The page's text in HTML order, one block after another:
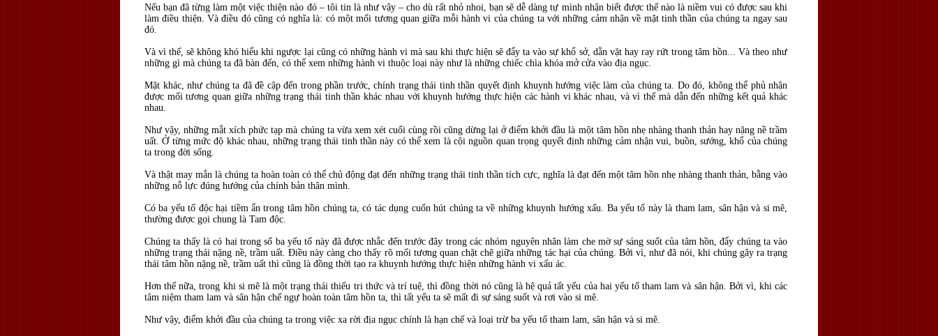
Nếu bạn đã từng làm một việc thiện nào đó – tôi tin là như vậy – cho dù rất nhỏ nhoi, bạn sẽ dễ dàng tự mình nhận biết được thế nào là niềm vui có được sau khi
làm điều thiện. Và điều đó cũng có nghĩa là: có một mối tương quan giữa mỗi hành vi của chúng ta với những cảm nhận về mặt tinh thần của chúng ta ngay sau
đó.
Và vì thế, sẽ không khó hiểu khi ngược lại cũng có những hành vi mà sau khi thực hiện sẽ đẩy ta vào sự khổ sở, dằn vặt hay ray rứt trong tâm hồn... Và theo như
những gì mà chúng ta đã bàn đến, có thể xem những hành vi thuộc loại này như là những chiếc chìa khóa mở cửa vào địa ngục.
Mặt khác, như chúng ta đã đề cập đến trong phần trước, chính trạng thái tinh thần quyết định khuynh hướng việc làm của chúng ta. Do đó, không thể phủ nhận
được mối tương quan giữa những trạng thái tinh thần khác nhau với khuynh hướng thực hiện các hành vi khác nhau, và vì thế mà dẫn đến những kết quả khác
nhau.
Như vậy, những mắt xích phức tạp mà chúng ta vừa xem xét cuối cùng rồi cũng dừng lại ở điểm khởi đầu là một tâm hồn nhẹ nhàng thanh thản hay nặng nề trầm
uất. Ở từng mức độ khác nhau, những trạng thái tinh thần này có thể xem là cội nguồn quan trọng quyết định những cảm nhận vui, buồn, sướng, khổ của chúng
ta trong đời sống.
Và thật may mắn là chúng ta hoàn toàn có thể chủ động đạt đến những trạng thái tinh thần tích cực, nghĩa là đạt đến một tâm hồn nhẹ nhàng thanh thản, bằng vào
những nỗ lực đúng hướng của chính bản thân mình.
Có ba yếu tố độc hại tiềm ẩn trong tâm hồn chúng ta, có tác dụng cuốn hút chúng ta về những khuynh hướng xấu. Ba yếu tố này là tham lam, sân hận và si mê,
thường được gọi chung là Tam độc.
Chúng ta thấy là có hai trong số ba yếu tố này đã được nhắc đến trước đây trong các nhóm nguyên nhân làm che mờ sự sáng suốt của tâm hồn, đẩy chúng ta vào
những trạng thái nặng nề, trầm uất. Điều này càng cho thấy rõ mối tương quan chặt chẽ giữa những tác hại của chúng. Bởi vì, như đã nói, khi chúng gây ra trạng
thái tâm hồn nặng nề, trầm uất thì cũng là đồng thời tạo ra khuynh hướng thực hiện những hành vi xấu ác.
Hơn thế nữa, trong khi si mê là một trạng thái thiếu tri thức và trí tuệ, thì đồng thời nó cũng là hệ quả tất yếu của hai yếu tố tham lam và sân hận. Bởi vì, khi các
tâm niệm tham lam và sân hận chế ngự hoàn toàn tâm hồn ta, thì tất yếu ta sẽ mất đi sự sáng suốt và rơi vào si mê.
Như vậy, điểm khởi đầu của chúng ta trong việc xa rời địa ngục chính là hạn chế và loại trừ ba yếu tố tham lam, sân hận và si mê.